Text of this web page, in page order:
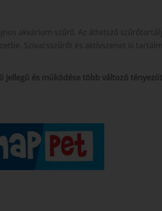
akvárium szűrő. Az áttetsző
Szivacsszűrőt és aktívszenet is
jellegű és működése több változó